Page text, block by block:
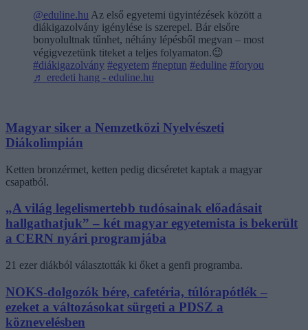
@eduline.hu Az első egyetemi ügyintézések között a
diákigazolvány igénylése is szerepel. Bár elsőre
bonyolultnak tűnhet, néhány lépésből megvan – most
végigvezetünk titeket a teljes folyamaton.😉
#diákigazolvány #egyetem #neptun #eduline #foryou
♬ eredeti hang - eduline.hu
Magyar siker a Nemzetközi Nyelvészeti
Diákolimpián
Ketten bronzérmet, ketten pedig dicséretet kaptak a magyar
csapatból.
„A világ legelismertebb tudósainak előadásait
hallgathatjuk” – két magyar egyetemista is bekerült
a CERN nyári programjába
21 ezer diákból választották ki őket a genfi programba.
NOKS-dolgozók bére, cafetéria, túlórapótlék –
ezeket a változásokat sürgeti a PDSZ a
köznevelésben